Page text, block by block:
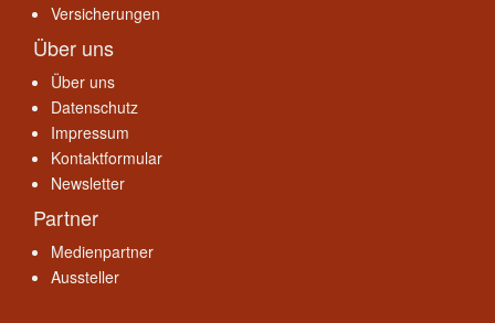
Versicherungen
Über uns
Über uns
Datenschutz
Impressum
Kontaktformular
Newsletter
Partner
Medienpartner
Aussteller